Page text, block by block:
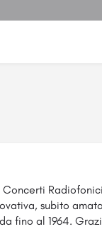
subito
fino al 1964.